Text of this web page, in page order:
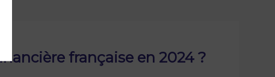
française en 2024 ?